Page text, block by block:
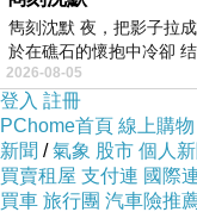
雋刻沈默 夜，把影子拉
於在礁石的懷抱中冷卻
2026-08-05
登入 註冊
PChome首頁 線上購物
新聞 /氣象 股市 個人
買賣租屋 支付連 國際
買車 旅行團 汽車險推